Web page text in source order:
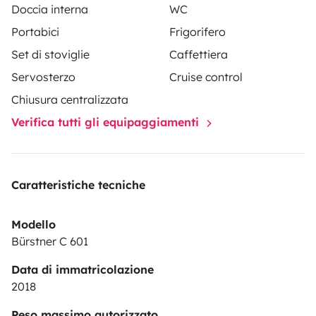
• Cruise control
• Doppio airbag
• ABS, ESP, filtro antiparticolato
• Aria condizionata in cabina
• Chiusura centralizzata
• Sensori di parcheggio
• Ampio vano di stivaggio sotto il letto posteriore
• Sedili anteriori girevoli
• Ganci per bici nel garage
• Illuminazione LED interna
Doccia interna
WC
Portabici
Frigorifero
Set di stoviglie
Caffettiera
Servosterzo
Cruise control
Chiusura centralizzata
Verifica tutti gli equipaggiamenti
Caratteristiche tecniche
Modello
Bürstner C 601
Data di immatricolazione
2018